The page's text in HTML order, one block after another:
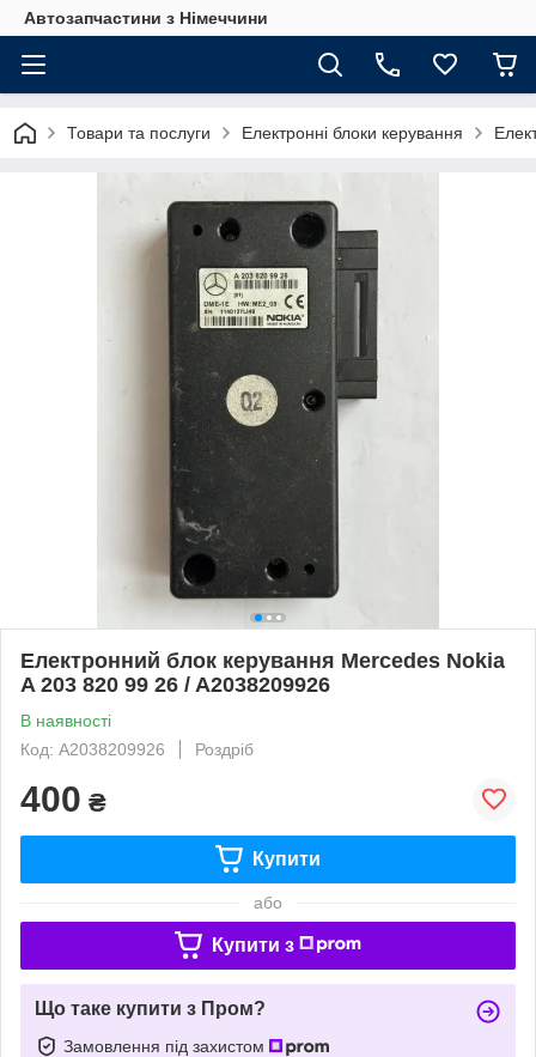
Автозапчастини з Німеччини
Товари та послуги Електронні блоки керування
Електронний блок керування Mercedes Nokia
A 203 820 99 26 / A2038209926
В наявності
Код: A2038209926
Роздріб
400 ₴
Купити
або
Купити з
Що таке купити з Пром?
Замовлення під захистом